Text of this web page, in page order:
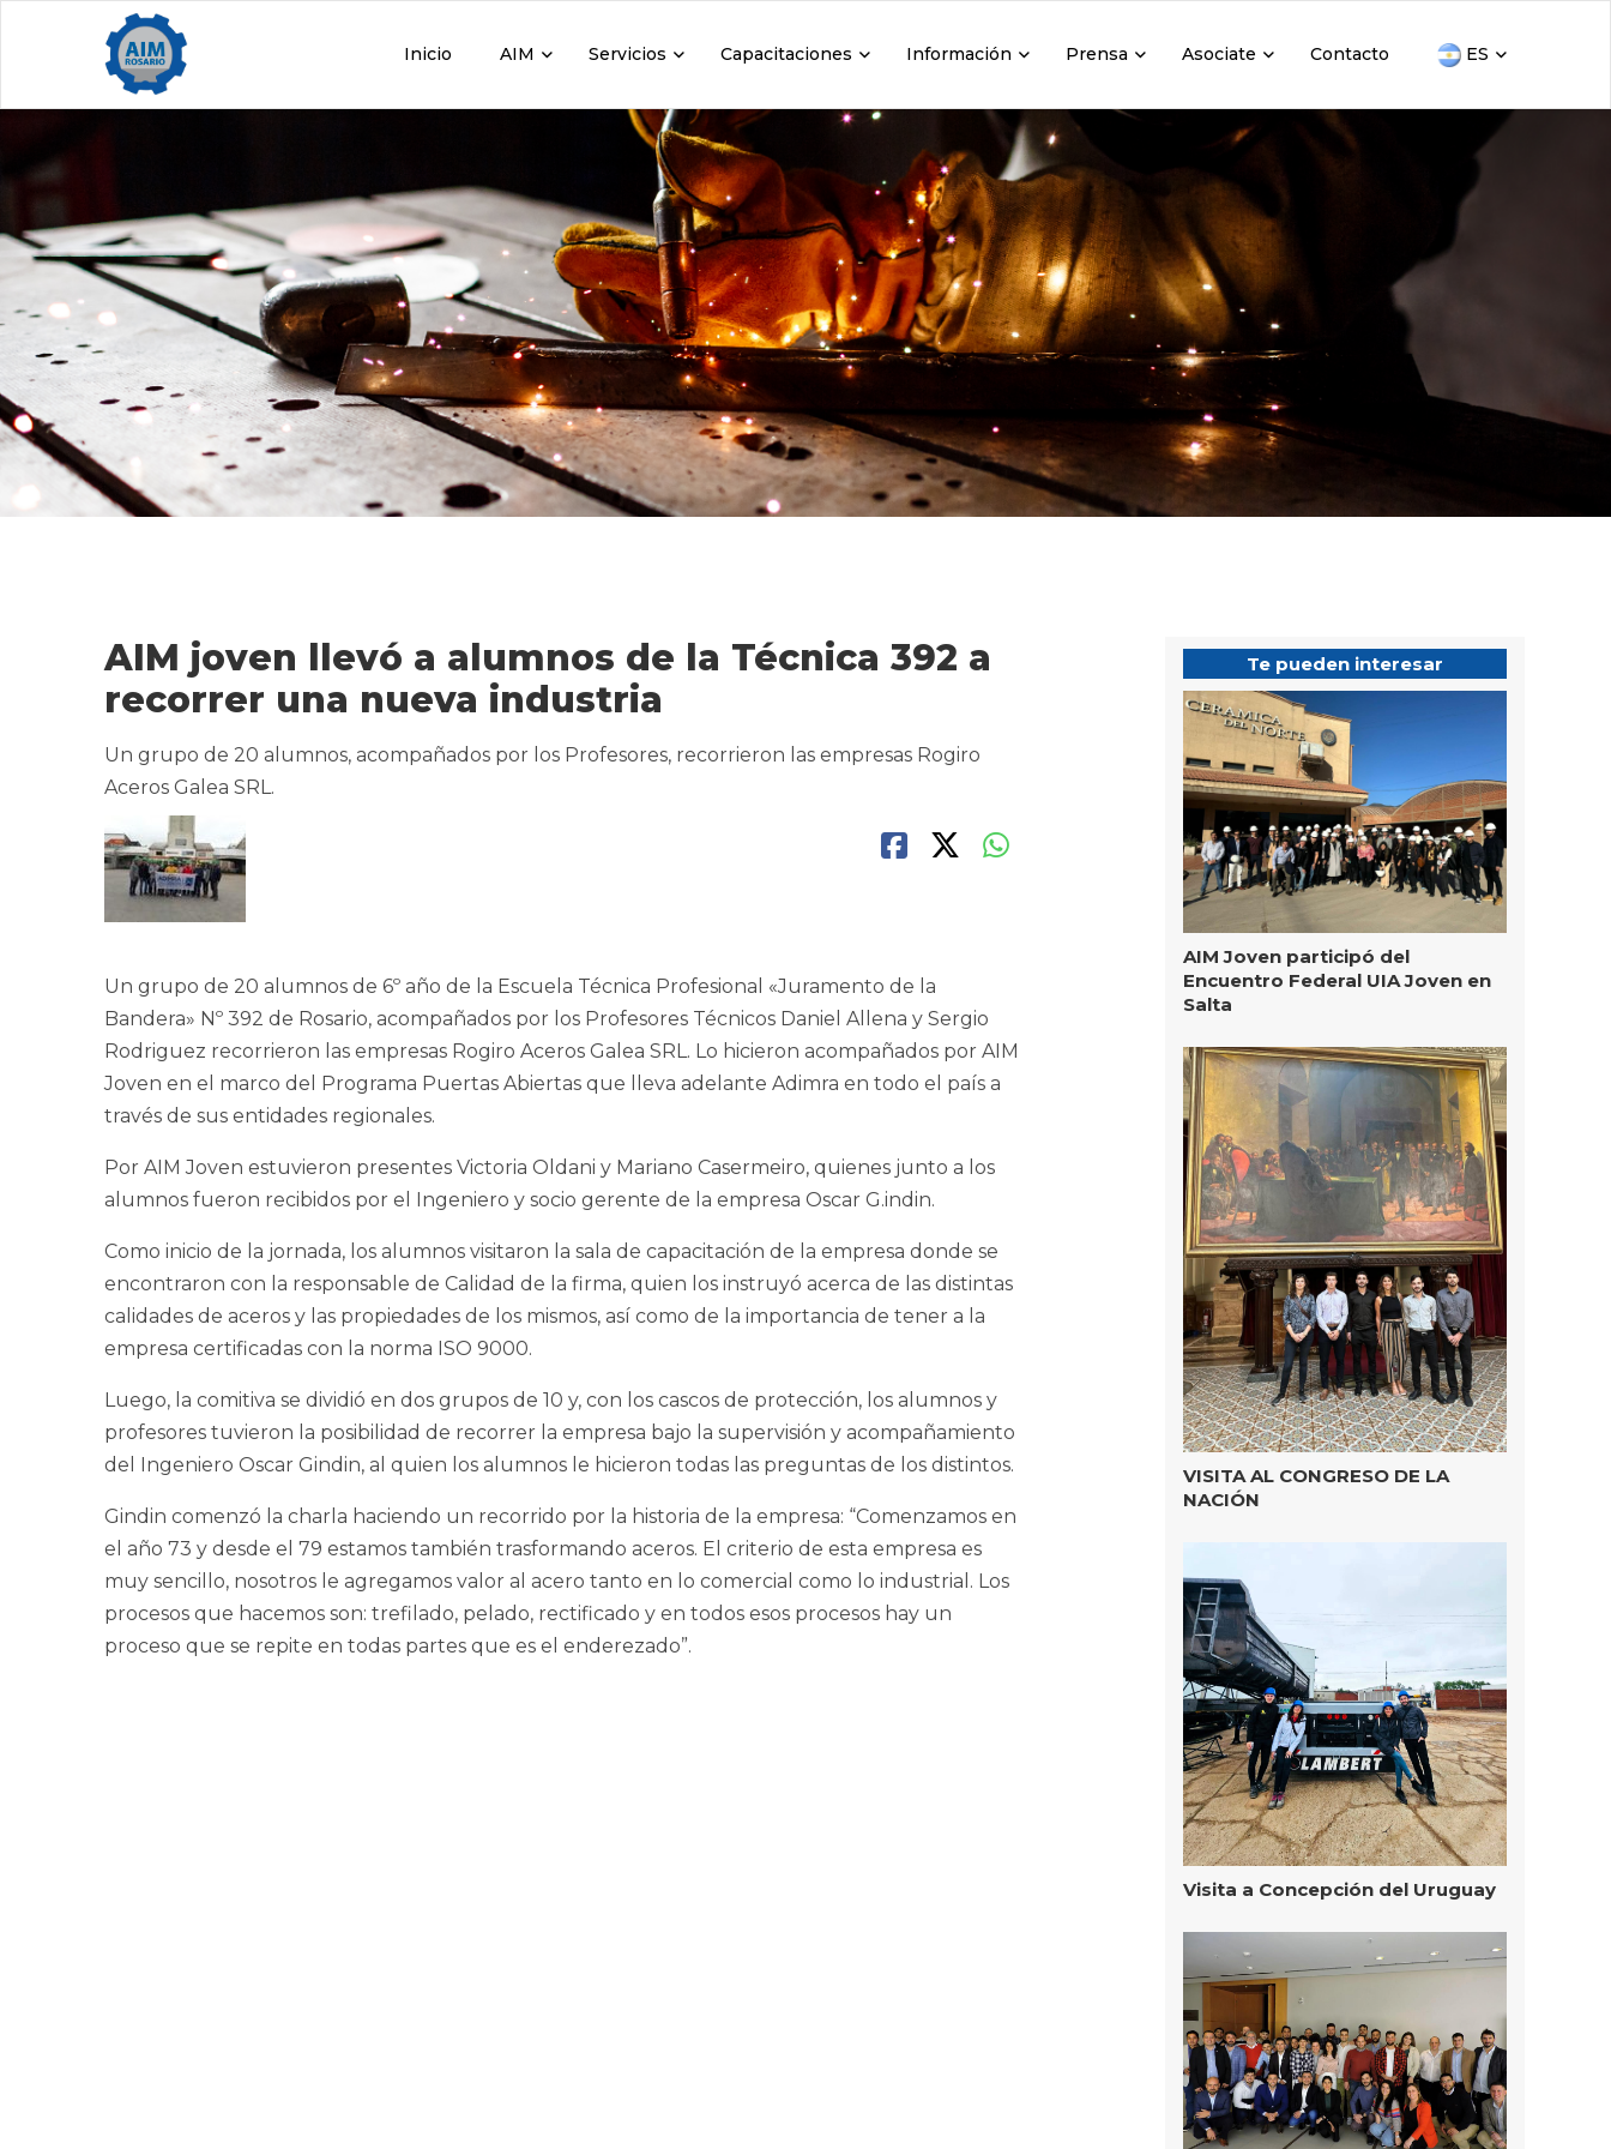
Inicio AIM Servicios Capacitaciones Información Prensa Asociate Contacto ES
AIM joven llevó a alumnos de la Técnica 392 a
recorrer una nueva industria
Un grupo de 20 alumnos, acompañados por los Profesores, recorrieron las empresas Rogiro
Aceros Galea SRL.
Un grupo de 20 alumnos de 6º año de la Escuela Técnica Profesional «Juramento de la
Bandera» Nº 392 de Rosario, acompañados por los Profesores Técnicos Daniel Allena y Sergio
Rodriguez recorrieron las empresas Rogiro Aceros Galea SRL. Lo hicieron acompañados por AIM
Joven en el marco del Programa Puertas Abiertas que lleva adelante Adimra en todo el país a
través de sus entidades regionales.
Por AIM Joven estuvieron presentes Victoria Oldani y Mariano Casermeiro, quienes junto a los
alumnos fueron recibidos por el Ingeniero y socio gerente de la empresa Oscar G.indin.
Como inicio de la jornada, los alumnos visitaron la sala de capacitación de la empresa donde se
encontraron con la responsable de Calidad de la firma, quien los instruyó acerca de las distintas
calidades de aceros y las propiedades de los mismos, así como de la importancia de tener a la
empresa certificadas con la norma ISO 9000.
Luego, la comitiva se dividió en dos grupos de 10 y, con los cascos de protección, los alumnos y
profesores tuvieron la posibilidad de recorrer la empresa bajo la supervisión y acompañamiento
del Ingeniero Oscar Gindin, al quien los alumnos le hicieron todas las preguntas de los distintos.
Gindin comenzó la charla haciendo un recorrido por la historia de la empresa: “Comenzamos en
el año 73 y desde el 79 estamos también trasformando aceros. El criterio de esta empresa es
muy sencillo, nosotros le agregamos valor al acero tanto en lo comercial como lo industrial. Los
procesos que hacemos son: trefilado, pelado, rectificado y en todos esos procesos hay un
proceso que se repite en todas partes que es el enderezado”.
Te pueden interesar
AIM Joven participó del
Encuentro Federal UIA Joven en
Salta
VISITA AL CONGRESO DE LA
NACIÓN
Visita a Concepción del Uruguay